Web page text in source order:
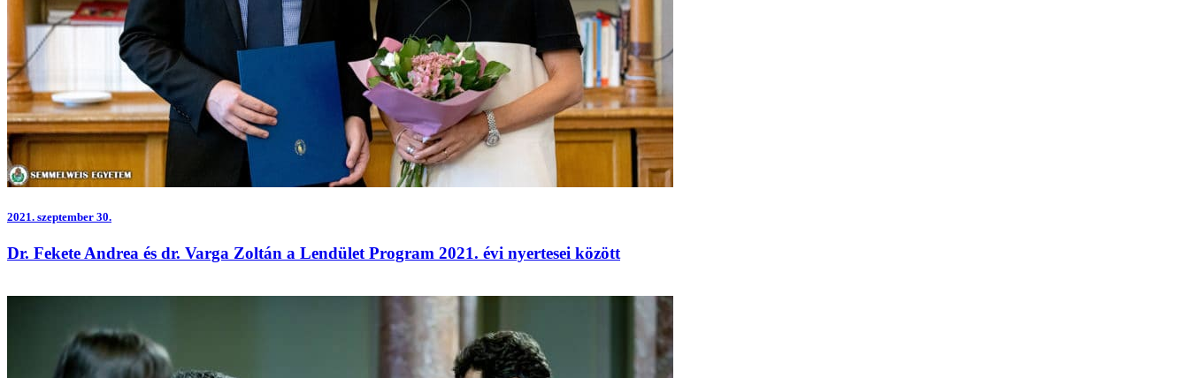
2021. szeptember 30.
Dr. Fekete Andrea és dr. Varga Zoltán a Lendület Program 2021. évi nyertesei között